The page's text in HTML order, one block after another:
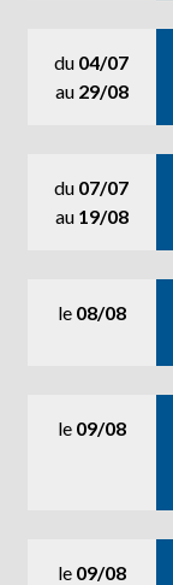
du 04/07
au 29/08
du 07/07
au 19/08
le 08/08
le 09/08
le 09/08